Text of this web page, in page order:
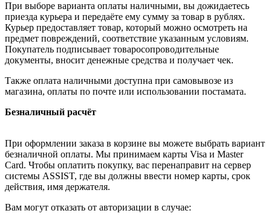
При выборе варианта оплаты наличными, вы дожидаетесь
приезда курьера и передаёте ему сумму за товар в рублях.
Курьер предоставляет товар, который можно осмотреть на
предмет повреждений, соответствие указанным условиям.
Покупатель подписывает товаросопроводительные
документы, вносит денежные средства и получает чек.
Также оплата наличными доступна при самовывозе из
магазина, оплаты по почте или использовании постамата.
Безналичный расчёт
При оформлении заказа в корзине вы можете выбрать вариант
безналичной оплаты. Мы принимаем карты Visa и Master
Card. Чтобы оплатить покупку, вас перенаправит на сервер
системы ASSIST, где вы должны ввести номер карты, срок
действия, имя держателя.
Вам могут отказать от авторизации в случае: